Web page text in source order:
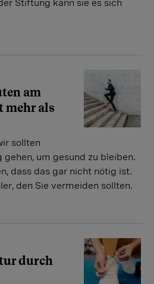
Stiftung kann sie es sich
am
mehr als
sollten
gehen, um gesund zu bleiben.
dass das gar nicht nötig ist.
den Sie vermeiden sollten.
durch